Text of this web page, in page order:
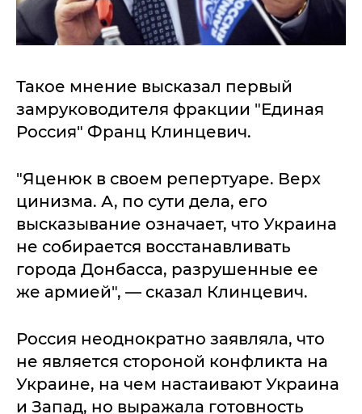
Такое мнение высказал первый
замруководителя фракции "Единая
Россия" Франц Клинцевич.
"Яценюк в своем репертуаре. Верх
цинизма. А, по сути дела, его
высказывание означает, что Украина
не собирается восстанавливать
города Донбасса, разрушенные ее
же армией", — сказал Клинцевич.
Россия неоднократно заявляла, что
не является стороной конфликта на
Украине, на чем настаивают Украина
и Запад, но выражала готовность